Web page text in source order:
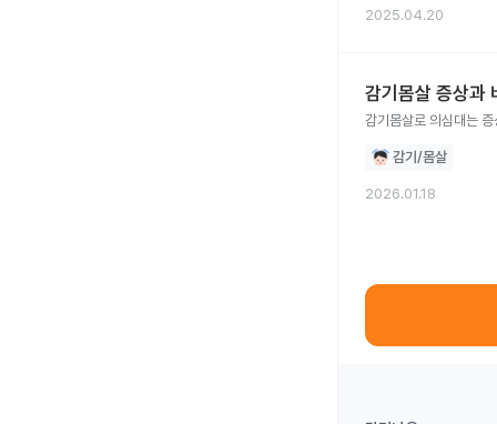
2025.04.20
감기몸살 증상과
감기몸살로 의심대는
감기/몸살
2026.01.18